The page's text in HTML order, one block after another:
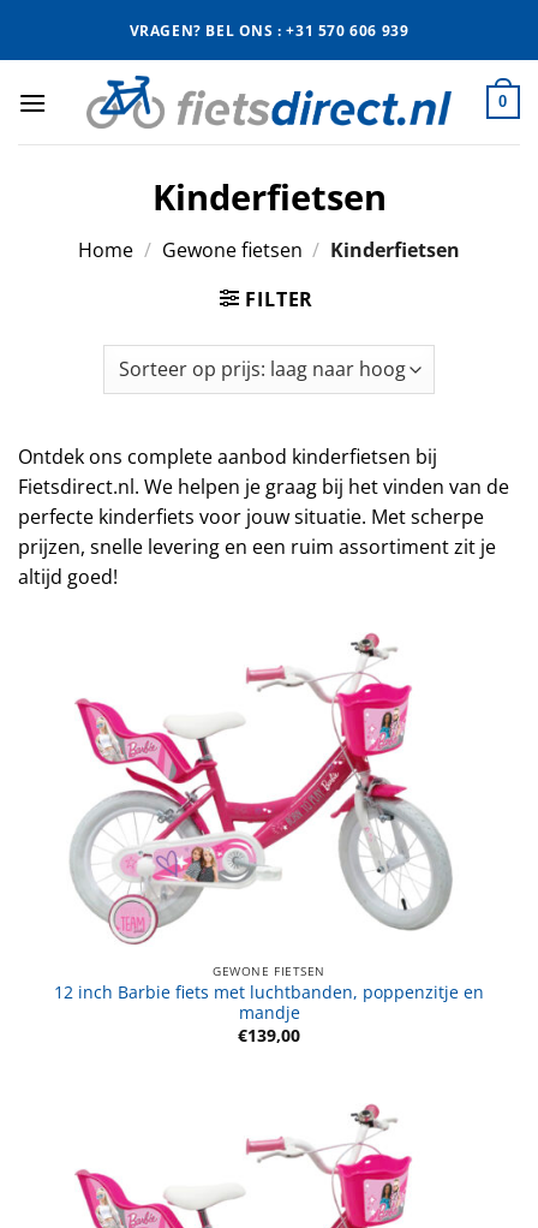
VRAGEN? BEL ONS : +31 570 606 939
0
Kinderfietsen
Home / Gewone fietsen / Kinderfietsen
FILTER
Ontdek ons complete aanbod kinderfietsen bij
Fietsdirect.nl. We helpen je graag bij het vinden van de
perfecte kinderfiets voor jouw situatie. Met scherpe
prijzen, snelle levering en een ruim assortiment zit je
altijd goed!
GEWONE FIETSEN
12 inch Barbie fiets met luchtbanden, poppenzitje en
mandje
€139,00